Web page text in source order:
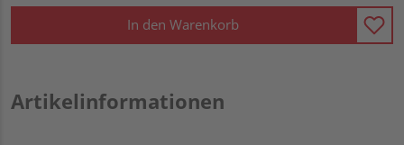
In den Warenkorb
Artikelinformationen